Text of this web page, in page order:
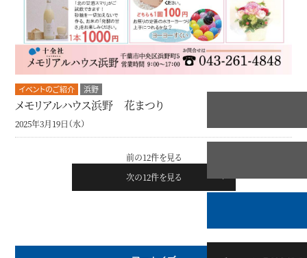
イベントのご紹介 浜野
メモリアルハウス浜野 花まつり
2025年3月19日（水）
前の12件を見る
次の12件を見る